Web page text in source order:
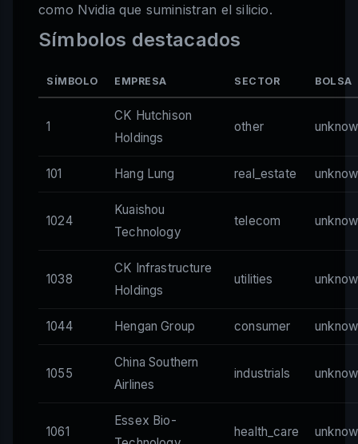
como Nvidia que suministran el silicio.
Símbolos destacados
SÍMBOLO EMPRESA SECTOR BOLSA
1
CK Hutchison
Holdings
other
101 Hang Lung real_estate
1024
Kuaishou
Technology
telecom
1038
CK Infrastructure
Holdings
utilities
1044 Hengan Group consumer
1055
China Southern
Airlines
industrials
1061
Essex Bio-
health_care